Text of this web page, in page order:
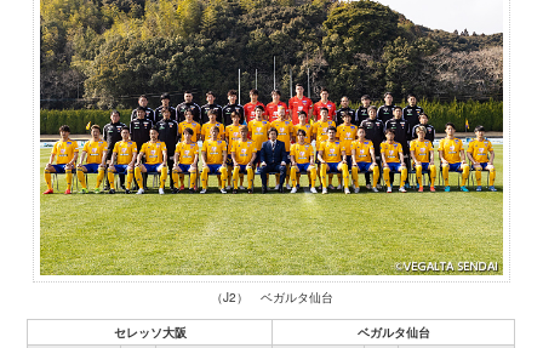
（J2） ベガルタ仙台
セレッソ大阪
ベガルタ仙台